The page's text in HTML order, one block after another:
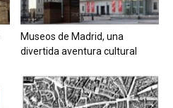
Museos de Madrid, una
divertida aventura cultural